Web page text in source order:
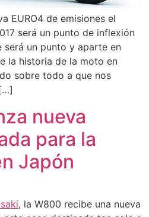
EURO4 de emisiones el
será un punto de inflexión
será un punto y aparte en
la historia de la moto en
sobre todo a que nos
nueva
para la
Japón
, la W800 recibe una nueva